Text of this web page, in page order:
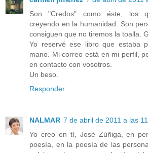
Son "Credos" como éste, los
creyendo en la humanidad. Son
consiguen que no tiremos la toalla.
Yo reservé ese libro que estaba
mano. Mi correo está en mi perfil,
en contacto con vosotros.
Un beso.
Responder
NALMAR 7 de abril de 2011 a las
Yo creo en tí, José Zúñiga, en
poesía, en la poesía de las